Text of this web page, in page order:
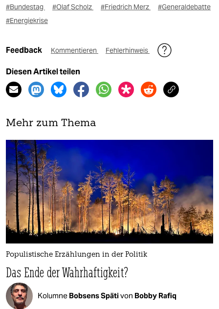
#Bundestag #Olaf Scholz #Friedrich Merz
#Generaldebatte
#Energiekrise
Feedback Kommentieren Fehlerhinweis
Diesen Artikel teilen
Mehr zum Thema
Populistische Erzählungen in der Politik
Das Ende der Wahrhaftigkeit?
Kolumne Bobsens Spätivon Bobby Rafiq